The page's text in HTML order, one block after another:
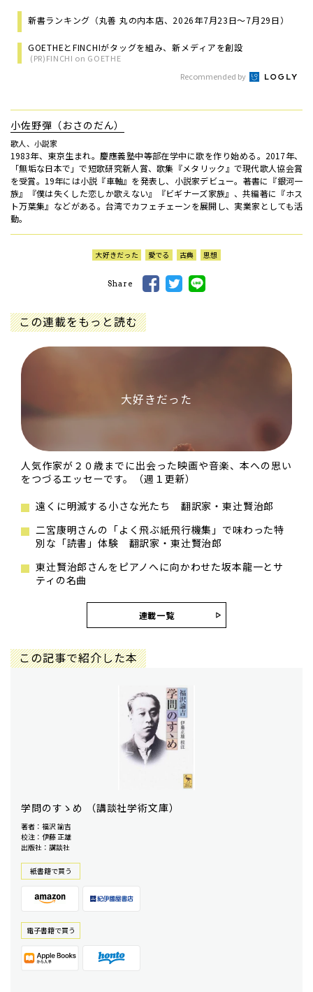
新書ランキング（丸善 丸の内本店、2026年7月23日～7月29日）
GOETHEとFINCHIがタッグを組み、新メディアを創設
(PR)FINCHI on GOETHE
Recommended by
小佐野彈（おさのだん）
歌人、小説家
1983年、東京生まれ。慶應義塾中等部在学中に歌を作り始める。2017年、
「無垢な日本で」で短歌研究新人賞、歌集『メタリック』で現代歌人協会賞
を受賞。19年には小説『車軸』を発表し、小説家デビュー。著書に『銀河一
族』『僕は失くした恋しか歌えない』『ビギナーズ家族』、共編著に『ホス
ト万葉集』などがある。台湾でカフェチェーンを展開し、実業家としても活
動。
大好きだった 愛でる 古典 思想
Share
この連載をもっと読む
大好きだった
人気作家が２０歳までに出会った映画や音楽、本への思い
をつづるエッセーです。（週１更新）
遠くに明滅する小さな光たち 翻訳家・東辻󠄀賢治郎
二宮康明さんの「よく飛ぶ紙飛行機集」で味わった特
別な「読書」体験 翻訳家・東辻󠄀賢治郎
東辻󠄀賢治郎さんをピアノへに向かわせた坂本龍一とサ
ティの名曲
連載一覧
この記事で紹介した本
学問のすゝめ （講談社学術文庫）
著者：福沢 諭吉
校注：伊藤 正雄
出版社：講談社
紙書籍で買う
電⼦書籍で買う